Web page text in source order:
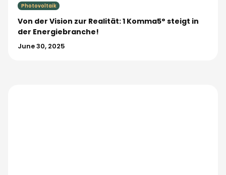
Photovoltaik
Von der Vision zur Realität: 1 Komma5° steigt in
der Energiebranche!
June 30, 2025